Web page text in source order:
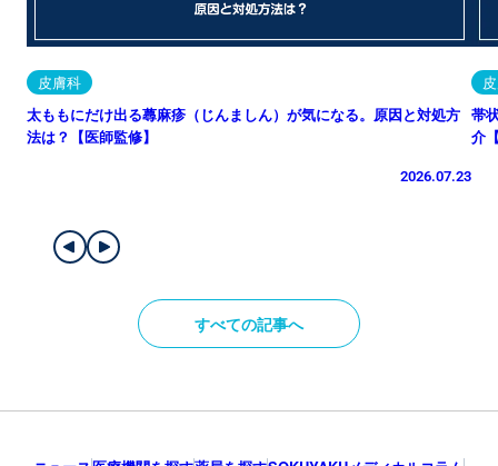
皮膚科
太ももにだけ出る蕁麻疹（じんましん）が気になる。原因と対処方
法は？【医師監修】
2026.07.23
帯
介
すべての記事へ